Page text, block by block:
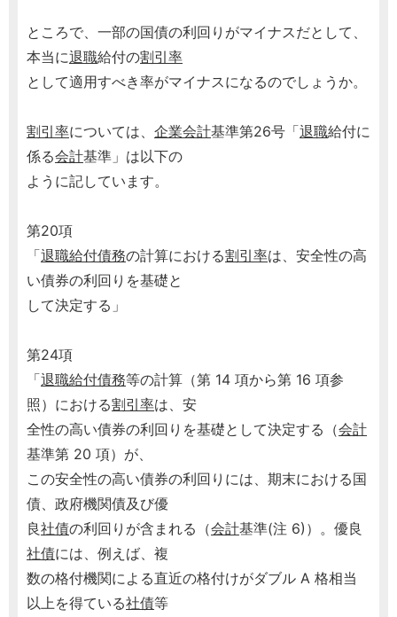
ところで、一部の国債の利回りがマイナスだとして、
本当に退職給付の割引率
として適用すべき率がマイナスになるのでしょうか。
割引率については、 企業会計基準第26号「退職給付に
係る会計基準」は以下の
ように記しています。
第20項
「退職給付債務の計算における割引率は、安全性の高
い債券の利回りを基礎と
して決定する」
第24項
「退職給付債務等の計算（第 14 項から第 16 項参
照）における割引率は、安
全性の高い債券の利回りを基礎として決定する（会計
基準第 20 項）が、
この安全性の高い債券の利回りには、期末における国
債、政府機関債及び優
良社債の利回りが含まれる（会計基準(注 6)）。優良
社債には、例えば、複
数の格付機関による直近の格付けがダブル A 格相当
以上を得ている社債等